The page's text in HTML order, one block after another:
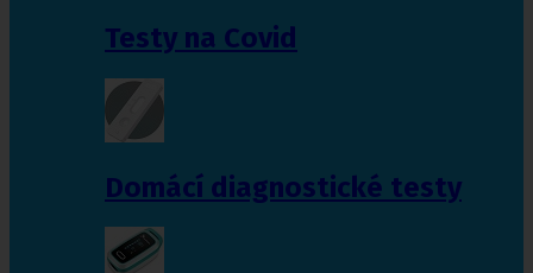
Testy na Covid
Domácí diagnostické testy